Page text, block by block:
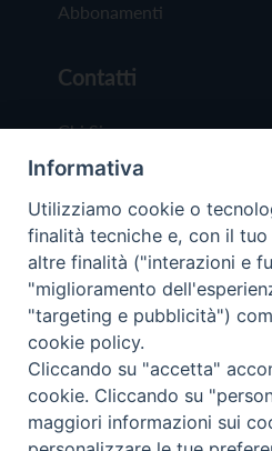
Abbonamenti
Contatti
Chi Siamo
Redazione
Scrivici
Copyright © 2019 -
Trentina Editrice
Privacy Policy
Informativa
Utilizziamo cookie o
finalità tecniche e, con il
altre finalità ("interazioni e
"miglioramento
"targeting e pubblicità")
cookie policy.
Cliccando su "accetta"
cookie. Cliccando su
maggiori informazioni sui